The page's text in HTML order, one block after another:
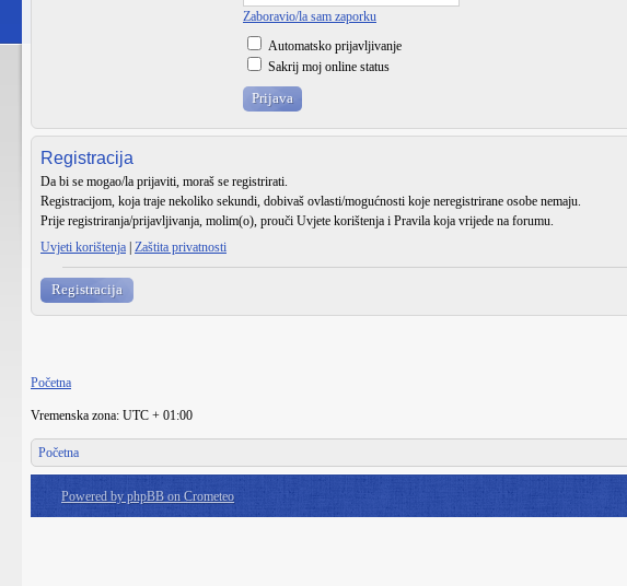
Zaboravio/la sam zaporku
Automatsko prijavljivanje
Sakrij moj online status
Registracija
Da bi se mogao/la prijaviti, moraš se registrirati.
Registracijom, koja traje nekoliko sekundi, dobivaš ovlasti/mogućnosti koje neregistrirane osobe nemaju.
Prije registriranja/prijavljivanja, molim(o), prouči Uvjete korištenja i Pravila koja vrijede na forumu.
Uvjeti korištenja Zaštita privatnosti
Registracija
Početna
Vremenska zona: UTC + 01:00
Početna
Powered by phpBB on Crometeo